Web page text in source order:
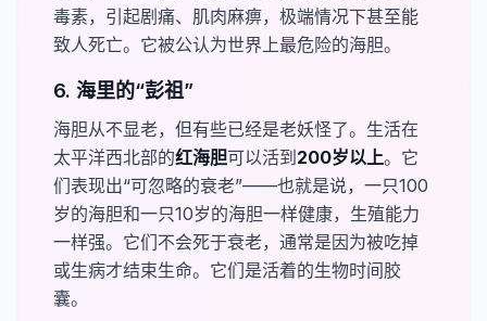
毒素，引起剧痛、肌肉麻痹，极端情况下甚至能
致人死亡。它被公认为世界上最危险的海胆。
6. 海里的“彭祖”
海胆从不显老，但有些已经是老妖怪了。生活在
太平洋西北部的​​红海胆可以活到​ 200岁以上。它
们表现出“可忽略的衰老”——也就是说，一只100
岁的海胆和一只10岁的海胆一样健康，生殖能力
一样强。它们不会死于衰老，通常是因为被吃掉
或生病才结束生命。它们是活着的生物时间胶
囊。